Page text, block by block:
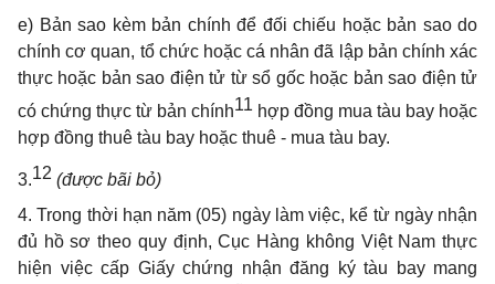
e) Bản sao kèm bản chính để đối chiếu hoặc bản sao do
chính cơ quan, tổ chức hoặc cá nhân đã lập bản chính xác
thực hoặc bản sao điện tử từ sổ gốc hoặc bản sao điện tử
có chứng thực từ bản chính11 hợp đồng mua tàu bay hoặc
hợp đồng thuê tàu bay hoặc thuê - mua tàu bay.
3.12 (được bãi bỏ)
4. Trong thời hạn năm (05) ngày làm việc, kể từ ngày nhận
đủ hồ sơ theo quy định, Cục Hàng không Việt Nam thực
hiện việc cấp Giấy chứng nhận đăng ký tàu bay mang